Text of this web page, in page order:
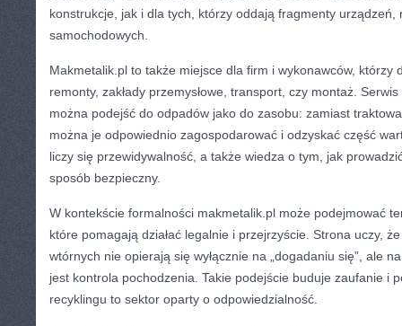
konstrukcje, jak i dla tych, którzy oddają fragmenty urządzeń,
samochodowych.
Makmetalik.pl to także miejsce dla firm i wykonawców, którzy
remonty, zakłady przemysłowe, transport, czy montaż.
można podejść do odpadów jako do zasobu: zamiast
można je odpowiednio zagospodarować i odzyskać część
liczy się przewidywalność, a także wiedza o tym, jak
sposób bezpieczny.
W kontekście formalności makmetalik.pl może podejmować
które pomagają działać legalnie i przejrzyście. Strona uczy,
wtórnych nie opierają się wyłącznie na „dogadaniu się”, ale
jest kontrola pochodzenia. Takie podejście buduje zaufanie i
recyklingu to sektor oparty o odpowiedzialność.